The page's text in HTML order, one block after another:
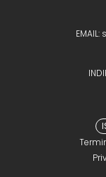
EMAIL: